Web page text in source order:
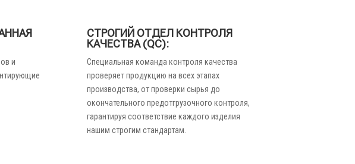
и
СТРОГИЙ ОТДЕЛ КОНТРОЛЯ
КАЧЕСТВА (QC):
Специальная команда контроля качества
проверяет продукцию на всех этапах
производства, от проверки сырья до
окончательного предотгрузочного контроля,
гарантируя соответствие каждого изделия
нашим строгим стандартам.